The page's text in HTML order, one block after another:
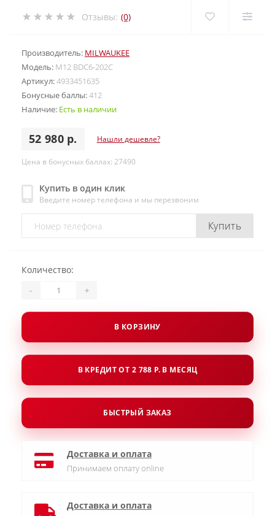
Отзывы: (0)
Производитель: MILWAUKEE
Модель: M12 BDC6-202C
Артикул:4933451635
Бонусные баллы:412
Наличие: Есть в наличии
52 980 р. Нашли дешевле?
Цена в бонусных баллах: 27490
Купить в один клик
Введите номер телефона и мы перезвоним
Купить
Количество:
- +
В КОРЗИНУ
В КРЕДИТ ОТ 2 788 Р. В МЕСЯЦ
БЫСТРЫЙ ЗАКАЗ
Доставка и оплата
Принимаем оплату online
Доставка и оплата